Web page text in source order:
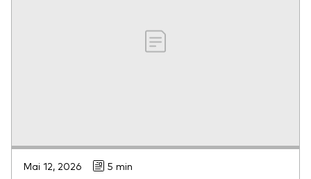
Mai 12, 2026 5 min